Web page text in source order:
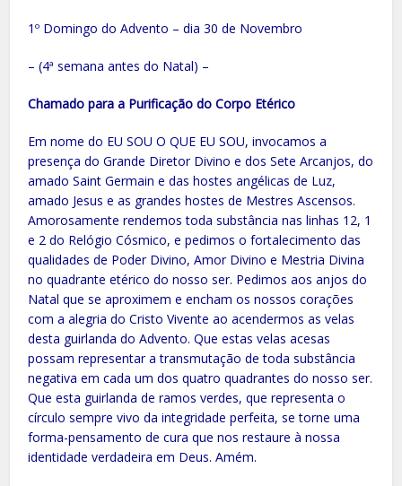
1º Domingo do Advento – dia 30 de Novembro
– (4ª semana antes do Natal) –
Chamado para a Purificação do Corpo Etérico
Em nome do EU SOU O QUE EU SOU, invocamos a
presença do Grande Diretor Divino e dos Sete Arcanjos, do
amado Saint Germain e das hostes angélicas de Luz,
amado Jesus e as grandes hostes de Mestres Ascensos.
Amorosamente rendemos toda substância nas linhas 12, 1
e 2 do Relógio Cósmico, e pedimos o fortalecimento das
qualidades de Poder Divino, Amor Divino e Mestria Divina
no quadrante etérico do nosso ser. Pedimos aos anjos do
Natal que se aproximem e encham os nossos corações
com a alegria do Cristo Vivente ao acendermos as velas
desta guirlanda do Advento. Que estas velas acesas
possam representar a transmutação de toda substância
negativa em cada um dos quatro quadrantes do nosso ser.
Que esta guirlanda de ramos verdes, que representa o
círculo sempre vivo da integridade perfeita, se torne uma
forma-pensamento de cura que nos restaure à nossa
identidade verdadeira em Deus. Amém.